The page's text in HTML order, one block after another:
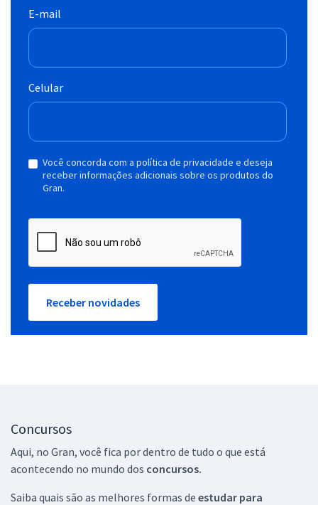
E-mail
Celular
Você concorda com a política de privacidade e deseja
receber informações adicionais sobre os produtos do
Gran.
Receber novidades
Concursos
Aqui, no Gran, você fica por dentro de tudo o que está
acontecendo no mundo dos concursos.
Saiba quais são as melhores formas de estudar para